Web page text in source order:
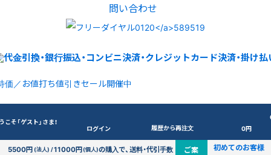
問い合わせ
価／お値打ち値引きセール開催中
こそ「ゲスト」さま！
ログイン 履歴から再注文
0円
5500円(法人) /11000円(個人)の購入で、送料・代引手数
ご案
初めてのお客様